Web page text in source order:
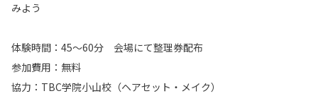
みよう
体験時間：45～60分 会場にて整理券配布
参加費用：無料
協力：TBC学院小山校（ヘアセット・メイク）